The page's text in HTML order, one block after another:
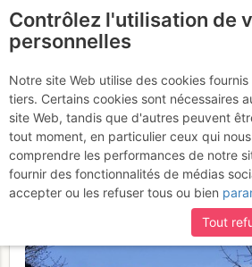
Brèche de
Brèche de
le vallon de
avril 2017
Contrôlez l'utilisation de
personnelles
Notre site Web utilise des cookies
tiers. Certains cookies sont nécessaires
site Web, tandis que d'autres peuvent
tout moment, en particulier ceux qui
comprendre les performances de notre
fournir des fonctionnalités de médias
accepter ou les refuser tous ou bien
Tout